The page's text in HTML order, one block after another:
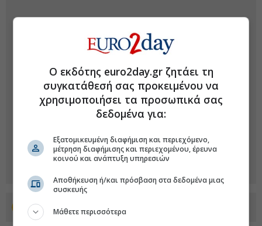
Προσθέστε το euro2day.gr στο Discover
Ο εκδότης euro2day.gr ζητάει τη
συγκατάθεσή σας προκειμένου να
χρησιμοποιήσει τα προσωπικά σας
δεδομένα για:
Εξατομικευμένη διαφήμιση και περιεχόμενο,
μέτρηση διαφήμισης και περιεχομένου, έρευνα
κοινού και ανάπτυξη υπηρεσιών
Αποθήκευση ή/και πρόσβαση στα δεδομένα μιας
συσκευής
Μάθετε περισσότερα